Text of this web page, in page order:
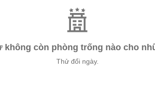
không còn phòng trống nào cho
Thử đổi ngày.